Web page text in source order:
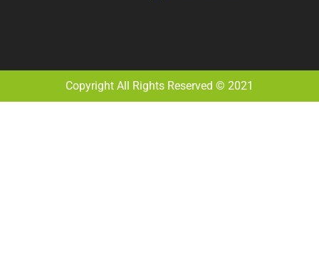
Copyright All Rights Reserved © 2021